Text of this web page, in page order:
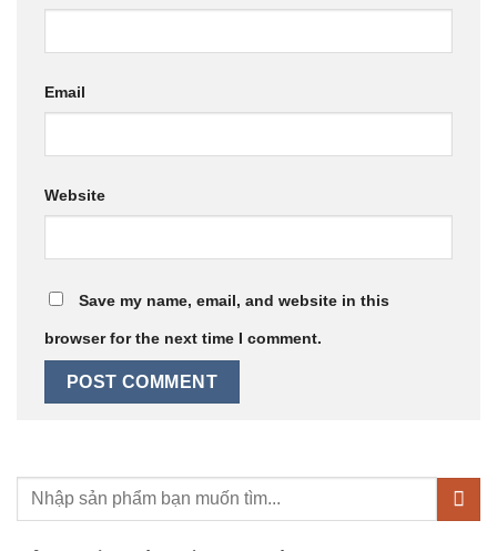
Email
Website
Save my name, email, and website in this
browser for the next time I comment.
Search